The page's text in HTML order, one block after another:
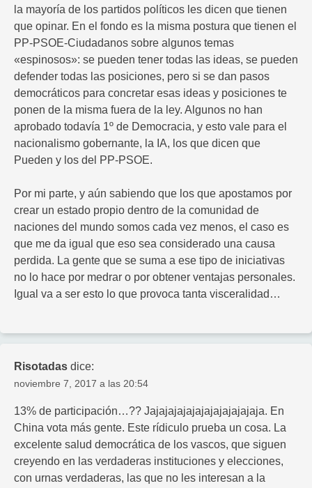
la mayoría de los partidos políticos les dicen que tienen
que opinar. En el fondo es la misma postura que tienen el
PP-PSOE-Ciudadanos sobre algunos temas
«espinosos»: se pueden tener todas las ideas, se pueden
defender todas las posiciones, pero si se dan pasos
democráticos para concretar esas ideas y posiciones te
ponen de la misma fuera de la ley. Algunos no han
aprobado todavía 1º de Democracia, y esto vale para el
nacionalismo gobernante, la IA, los que dicen que
Pueden y los del PP-PSOE.
Por mi parte, y aún sabiendo que los que apostamos por
crear un estado propio dentro de la comunidad de
naciones del mundo somos cada vez menos, el caso es
que me da igual que eso sea considerado una causa
perdida. La gente que se suma a ese tipo de iniciativas
no lo hace por medrar o por obtener ventajas personales.
Igual va a ser esto lo que provoca tanta visceralidad…
Risotadas dice:
noviembre 7, 2017 a las 20:54
13% de participación…?? Jajajajajajajajajajajajaja. En
China vota más gente. Este rídiculo prueba un cosa. La
excelente salud democrática de los vascos, que siguen
creyendo en las verdaderas instituciones y elecciones,
con urnas verdaderas, las que no les interesan a la